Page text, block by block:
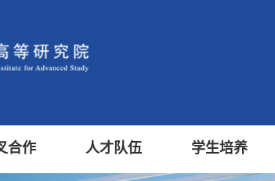
合作 人才队伍 学生培养